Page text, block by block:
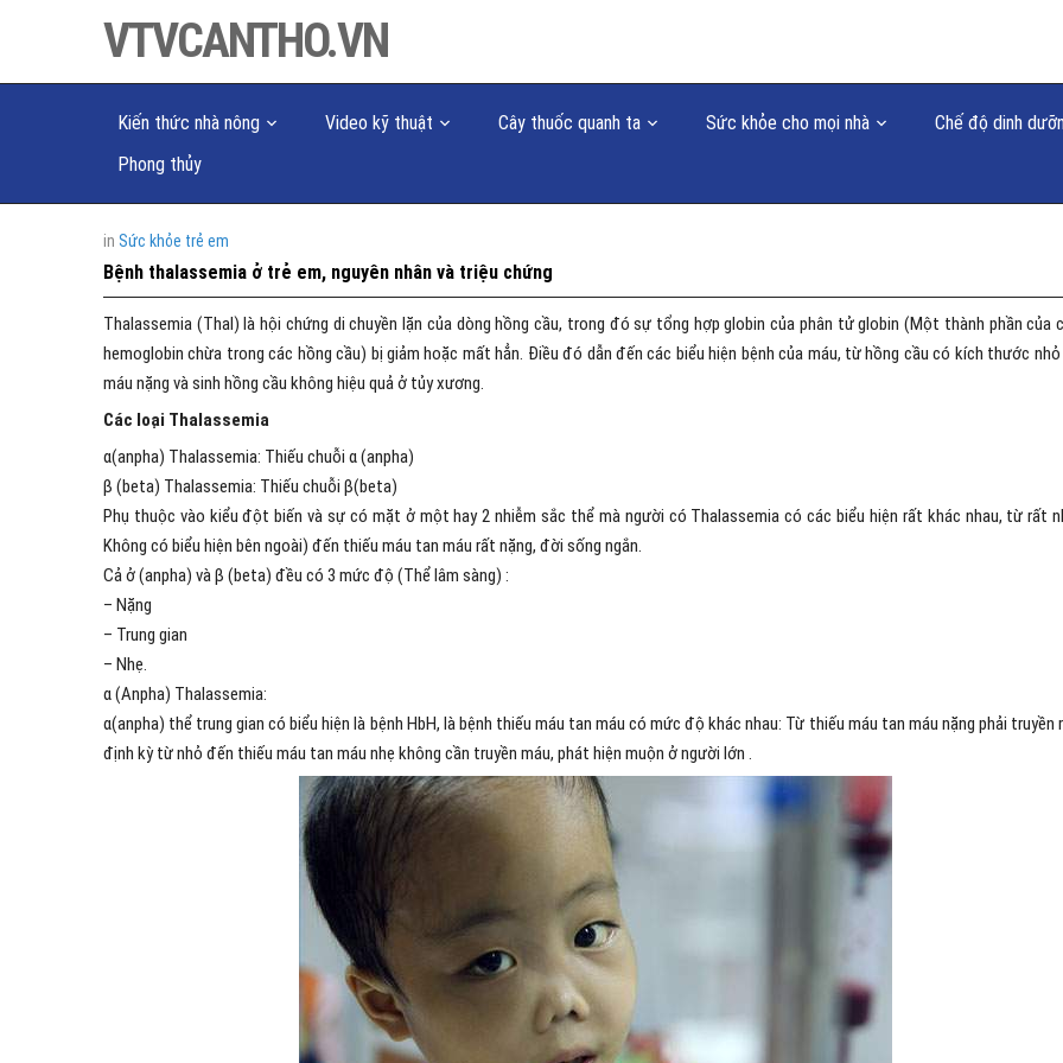
VTVCANTHO.VN
Kiến thức nhà nông Video kỹ thuật Cây thuốc quanh ta Sức khỏe cho mọi nhà
Chế độ dinh
Phong thủy
in Sức khỏe trẻ em
Bệnh thalassemia ở trẻ em, nguyên nhân và triệu chứng
Thalassemia (Thal) là hội chứng di chuyền lặn của dòng hồng cầu, trong đó sự tổng hợp globin của phân tử globin (Một thành phần của
hemoglobin chừa trong các hồng cầu) bị giảm hoặc mất hẳn. Điều đó dẫn đến các biểu hiện bệnh của máu, từ hồng cầu có kích thước
máu nặng và sinh hồng cầu không hiệu quả ở tủy xương.
Các loại Thalassemia
α(anpha) Thalassemia: Thiếu chuỗi α (anpha)
β (beta) Thalassemia: Thiếu chuỗi β(beta)
Phụ thuộc vào kiểu đột biến và sự có mặt ở một hay 2 nhiễm sắc thể mà người có Thalassemia có các biểu hiện rất khác nhau, từ rất
Không có biểu hiện bên ngoài) đến thiếu máu tan máu rất nặng, đời sống ngắn.
Cả ở (anpha) và β (beta) đều có 3 mức độ (Thể lâm sàng) :
– Nặng
– Trung gian
– Nhẹ.
α (Anpha) Thalassemia:
α(anpha) thể trung gian có biểu hiện là bệnh HbH, là bệnh thiếu máu tan máu có mức độ khác nhau: Từ thiếu máu tan máu nặng phải truyền
định kỳ từ nhỏ đến thiếu máu tan máu nhẹ không cần truyền máu, phát hiện muộn ở người lớn .